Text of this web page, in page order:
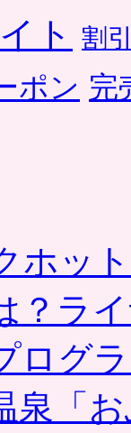
ト 割
ポン 完
ホッ
？ラ
ログ
泉「